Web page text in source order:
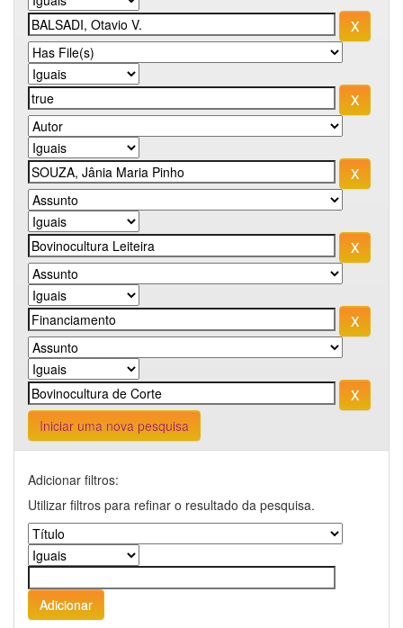
Iniciar uma nova pesquisa
Adicionar filtros:
Utilizar filtros para refinar o resultado da pesquisa.